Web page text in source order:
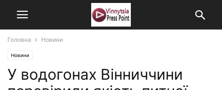
Головна Новини
Новини
У водогонах Вінниччини